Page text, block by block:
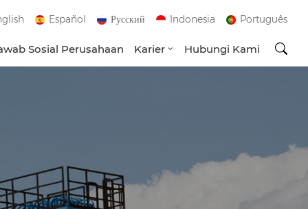
Español Русский Indonesia Português
Sosial Perusahaan Karier Hubungi Kami